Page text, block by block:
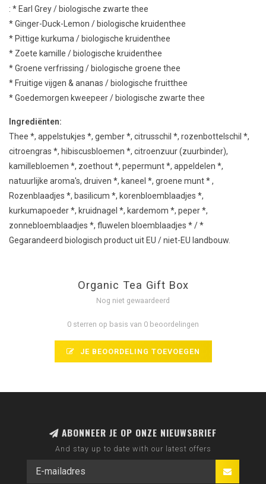
: * Earl Grey / biologische zwarte thee
* Ginger-Duck-Lemon / biologische kruidenthee
* Pittige kurkuma / biologische kruidenthee
* Zoete kamille / biologische kruidenthee
* Groene verfrissing / biologische groene thee
* Fruitige vijgen & ananas / biologische fruitthee
* Goedemorgen kweepeer / biologische zwarte thee
Ingrediënten:
Thee *, appelstukjes *, gember *, citrusschil *, rozenbottelschil *,
citroengras *, hibiscusbloemen *, citroenzuur (zuurbinder),
kamillebloemen *, zoethout *, pepermunt *, appeldelen *,
natuurlijke aroma's, druiven *, kaneel *, groene munt * ,
Rozenblaadjes *, basilicum *, korenbloemblaadjes *,
kurkumapoeder *, kruidnagel *, kardemom *, peper *,
zonnebloemblaadjes *, fluwelen bloemblaadjes * / *
Gegarandeerd biologisch product uit EU / niet-EU landbouw.
Organic Tea Gift Box
Nog niet gewaardeerd
0 sterren op basis van 0 beoordelingen
JE BEOORDELING TOEVOEGEN
ABONNEER JE OP ONZE NIEUWSBRIEF
And stay up to date with our latest offers